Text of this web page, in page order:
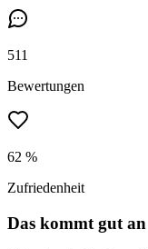
511
Bewertungen
62 %
Zufriedenheit
Das kommt gut an